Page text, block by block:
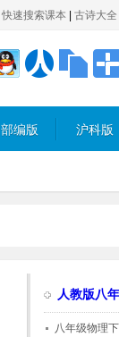
快速搜索课本 古诗大全
部编版 沪科版
人教版八
八年级物理